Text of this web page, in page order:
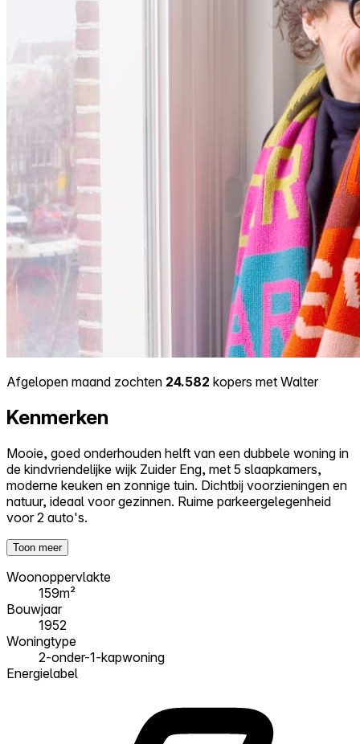
Afgelopen maand zochten 24.582 kopers met Walter
Kenmerken
Mooie, goed onderhouden helft van een dubbele woning in
de kindvriendelijke wijk Zuider Eng, met 5 slaapkamers,
moderne keuken en zonnige tuin. Dichtbij voorzieningen en
natuur, ideaal voor gezinnen. Ruime parkeergelegenheid
voor 2 auto's.
Toon meer
Woonoppervlakte
159m²
Bouwjaar
1952
Woningtype
2-onder-1-kapwoning
Energielabel